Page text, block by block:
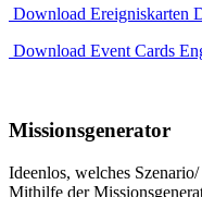
Download Ereigniskarten
Download Event Cards
Missionsgenerator
Ideenlos, welches
Mithilfe der